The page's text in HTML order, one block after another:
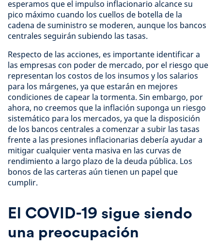
esperamos que el impulso inflacionario alcance su
pico máximo cuando los cuellos de botella de la
cadena de suministro se moderen, aunque los bancos
centrales seguirán subiendo las tasas.
Respecto de las acciones, es importante identificar a
las empresas con poder de mercado, por el riesgo que
representan los costos de los insumos y los salarios
para los márgenes, ya que estarán en mejores
condiciones de capear la tormenta. Sin embargo, por
ahora, no creemos que la inflación suponga un riesgo
sistemático para los mercados, ya que la disposición
de los bancos centrales a comenzar a subir las tasas
frente a las presiones inflacionarias debería ayudar a
mitigar cualquier venta masiva en las curvas de
rendimiento a largo plazo de la deuda pública. Los
bonos de las carteras aún tienen un papel que
cumplir.
El COVID-19 sigue siendo
una preocupación